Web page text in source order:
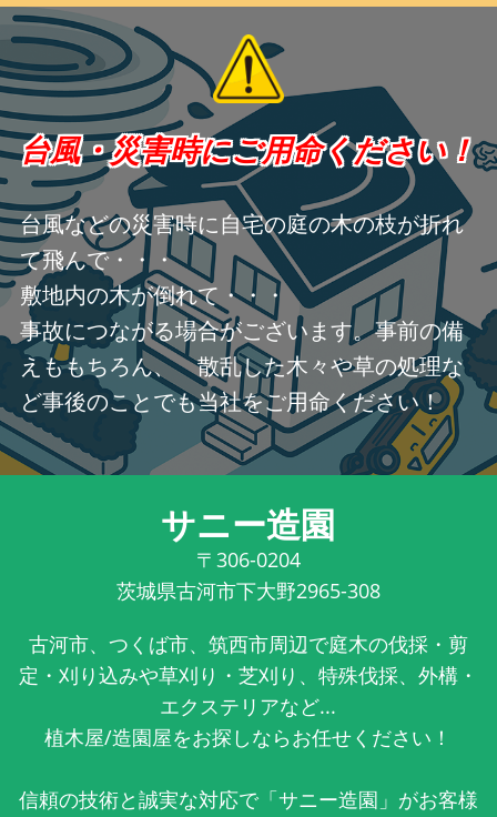
台風・災害時にご用命ください！
台風などの災害時に自宅の庭の木の枝が折れ
て飛んで・・・
敷地内の木が倒れて・・・
事故につながる場合がございます。事前の備
えももちろん、 散乱した木々や草の処理な
ど事後のことでも当社をご用命ください！
サニー造園
〒306-0204
茨城県古河市下大野2965-308
古河市、つくば市、筑西市周辺で庭木の伐採・剪
定・刈り込みや草刈り・芝刈り、特殊伐採、外構・
エクステリアなど...
植木屋/造園屋をお探しならお任せください！
信頼の技術と誠実な対応で「サニー造園」がお客様